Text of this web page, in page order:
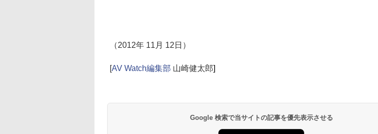
（2012年 11月 12日）
[AV Watch編集部 山崎健太郎]
Google 検索で当サイトの記事を優先表示させる